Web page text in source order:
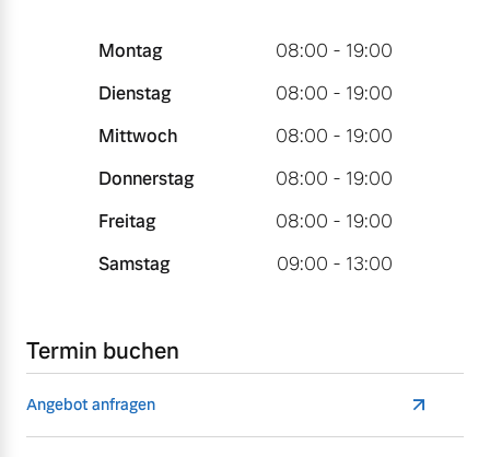
Montag
08:00 - 19:00
Dienstag
08:00 - 19:00
Mittwoch
08:00 - 19:00
Donnerstag
08:00 - 19:00
Freitag
08:00 - 19:00
Samstag
09:00 - 13:00
Termin buchen
Angebot anfragen